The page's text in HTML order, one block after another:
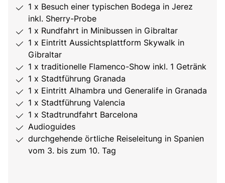
1 x Besuch einer typischen Bodega in Jerez
inkl. Sherry-Probe
1 x Rundfahrt in Minibussen in Gibraltar
1 x Eintritt Aussichtsplattform Skywalk in
Gibraltar
1 x traditionelle Flamenco-Show inkl. 1 Getränk
1 x Stadtführung Granada
1 x Eintritt Alhambra und Generalife in Granada
1 x Stadtführung Valencia
1 x Stadtrundfahrt Barcelona
Audioguides
durchgehende örtliche Reiseleitung in Spanien
vom 3. bis zum 10. Tag